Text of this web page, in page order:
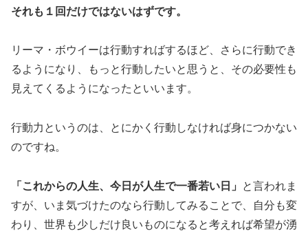
それも１回だけではないはずです。
リーマ・ボウイーは行動すればするほど、さらに行動でき
るようになり、もっと行動したいと思うと、その必要性も
見えてくるようになったといいます。
行動力というのは、とにかく行動しなければ身につかない
のですね。
「これからの人生、今日が人生で一番若い日」
と言われま
すが、いま気づけたのなら行動してみることで、自分も変
わり、世界も少しだけ良いものになると考えれば希望が湧